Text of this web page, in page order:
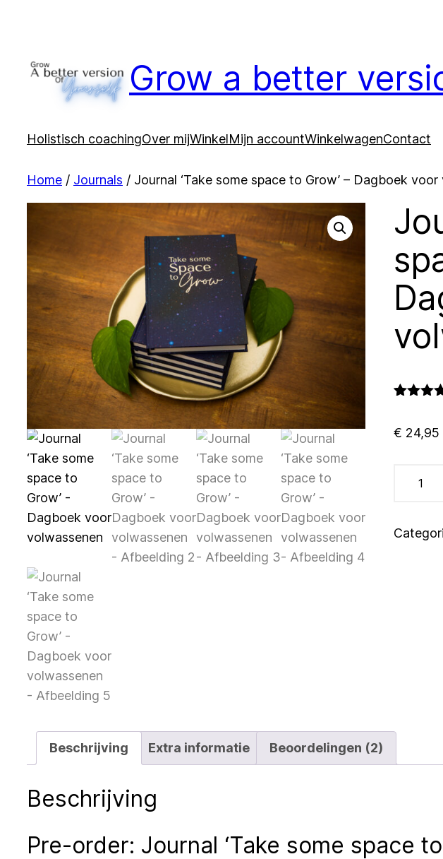
inhoud
Grow a better
Holistisch coachingOver mijWinkelMijn accountWinkelwagenContact
Home / Journals / Journal ‘Take some space to Grow’ – Dagboek
€ 24,95
space
Beschrijving Extra informatie Beoordelingen (2)
Beschrijving
Pre-order: Journal ‘Take some space